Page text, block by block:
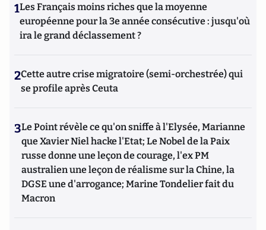
1Les Français moins riches que la moyenne
européenne pour la 3e année consécutive : jusqu'où
ira le grand déclassement ?
2Cette autre crise migratoire (semi-orchestrée) qui
se profile après Ceuta
3Le Point révèle ce qu'on sniffe à l'Elysée, Marianne
que Xavier Niel hacke l'Etat; Le Nobel de la Paix
russe donne une leçon de courage, l'ex PM
australien une leçon de réalisme sur la Chine, la
DGSE une d'arrogance; Marine Tondelier fait du
Macron